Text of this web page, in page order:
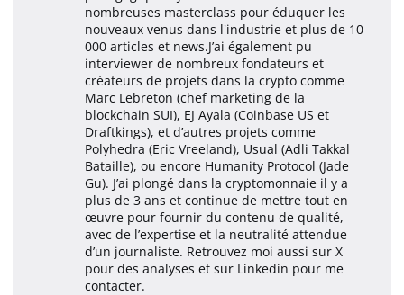
nombreuses masterclass pour éduquer les
nouveaux venus dans l'industrie et plus de 10
000 articles et news.J’ai également pu
interviewer de nombreux fondateurs et
créateurs de projets dans la crypto comme
Marc Lebreton (chef marketing de la
blockchain SUI), EJ Ayala (Coinbase US et
Draftkings), et d’autres projets comme
Polyhedra (Eric Vreeland), Usual (Adli Takkal
Bataille), ou encore Humanity Protocol (Jade
Gu). J’ai plongé dans la cryptomonnaie il y a
plus de 3 ans et continue de mettre tout en
œuvre pour fournir du contenu de qualité,
avec de l’expertise et la neutralité attendue
d’un journaliste. Retrouvez moi aussi sur X
pour des analyses et sur Linkedin pour me
contacter.